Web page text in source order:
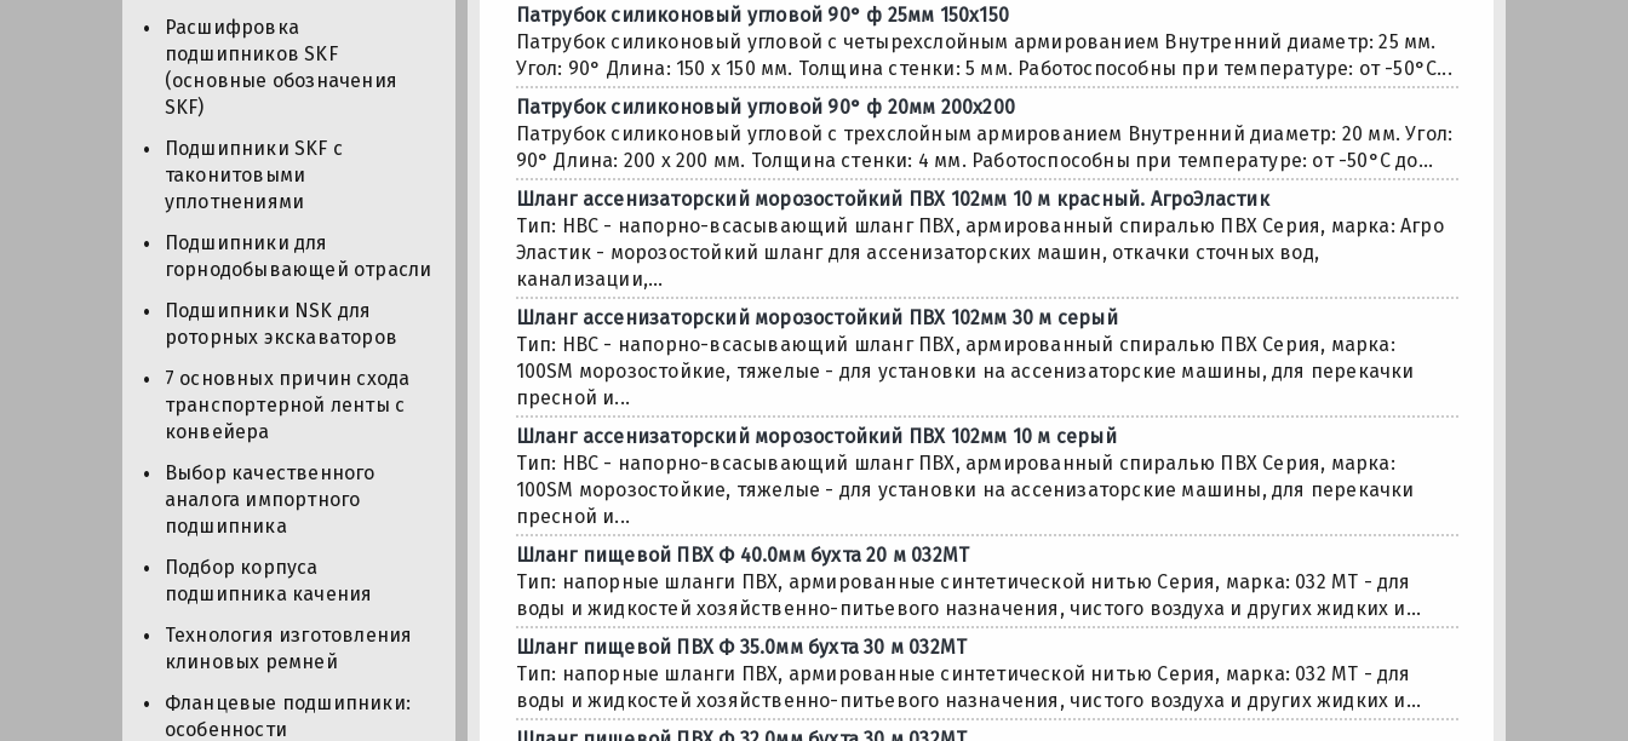
Расшифровка
подшипников SKF
(основные обозначения
SKF)
Подшипники SKF с
таконитовыми
уплотнениями
Подшипники для
горнодобывающей отрасли
Подшипники NSK для
роторных экскаваторов
7 основных причин схода
транспортерной ленты с
конвейера
Выбор качественного
аналога импортного
подшипника
Подбор корпуса
подшипника качения
Технология изготовления
клиновых ремней
Фланцевые подшипники:
особенности
Патрубок силиконовый угловой 90° ф 25мм 150х150
Патрубок силиконовый угловой с четырехслойным армированием Внутренний диаметр: 25 мм.
Угол: 90° Длина: 150 х 150 мм. Толщина стенки: 5 мм. Работоспособны при температуре: от -50°С...
Патрубок силиконовый угловой 90° ф 20мм 200х200
Патрубок силиконовый угловой с трехслойным армированием Внутренний диаметр: 20 мм. Угол:
90° Длина: 200 х 200 мм. Толщина стенки: 4 мм. Работоспособны при температуре: от -50°С до...
Шланг ассенизаторский морозостойкий ПВХ 102мм 10 м красный. АгроЭластик
Тип: НВС - напорно-всасывающий шланг ПВХ, армированный спиралью ПВХ Серия, марка: Агро
Эластик - морозостойкий шланг для ассенизаторских машин, откачки сточных вод,
канализации,...
Шланг ассенизаторский морозостойкий ПВХ 102мм 30 м серый
Тип: НВС - напорно-всасывающий шланг ПВХ, армированный спиралью ПВХ Серия, марка:
100SM морозостойкие, тяжелые - для установки на ассенизаторские машины, для перекачки
пресной и...
Шланг ассенизаторский морозостойкий ПВХ 102мм 10 м серый
Тип: НВС - напорно-всасывающий шланг ПВХ, армированный спиралью ПВХ Серия, марка:
100SM морозостойкие, тяжелые - для установки на ассенизаторские машины, для перекачки
пресной и...
Шланг пищевой ПВХ Ф 40.0мм бухта 20 м 032МТ
Тип: напорные шланги ПВХ, армированные синтетической нитью Серия, марка: 032 МТ - для
воды и жидкостей хозяйственно-питьевого назначения, чистого воздуха и других жидких и...
Шланг пищевой ПВХ Ф 35.0мм бухта 30 м 032МТ
Тип: напорные шланги ПВХ, армированные синтетической нитью Серия, марка: 032 МТ - для
воды и жидкостей хозяйственно-питьевого назначения, чистого воздуха и других жидких и...